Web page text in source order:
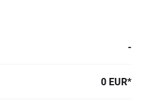
-
0 EUR*